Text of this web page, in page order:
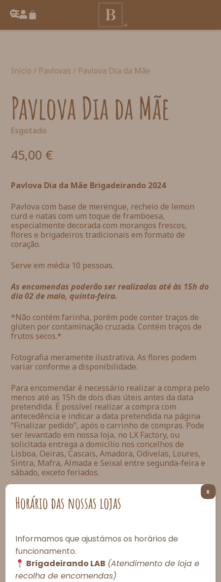
Consentimento de Cookies
Início / Pavlovas / Pavlova Dia da Mãe
Pavlova Dia da Mãe
45,00 €
Pavlova Dia da Mãe Brigadeirando 2024
Pavlova com base de merengue, recheio de lemon
curd e natas com um toque de framboesa,
especialmente decorada com morangos frescos,
flores e brigadeiros tradicionais em formato de
coração.
Serve em média 10 pessoas.
As encomendas poderão ser realizadas até às 15h do
dia 02 de maio, quinta-feira.
*Não contém farinha, porém pode conter traços de
glúten por contaminação cruzada. Contém traços de
frutos secos.*
Fotografia meramente ilustrativa. As flores podem
variar conforme a disponibilidade.
Para encomendar é necessário realizar a compra pelo
menos até as 15h de dois dias úteis antes da data
pretendida. É possível realizar a compra com
antecedência e indicar a data pretendida na página
“Finalizar pedido”, após o carrinho de compras. Pode
ser levantado em nossa loja, no LX Factory, ou
solicitada entrega a domicílio nos concelhos de
Lisboa, Oeiras, Cascais, Amadora, Odivelas, Loures,
Sintra, Mafra, Almada e Seixal entre segunda-feira e
sábado, exceto feriados.
Esgotado
Horário das nossas lojas
Informamos que ajustámos os horários de
funcionamento.
Brigadeirando LAB (Atendimento de loja e
recolha de encomendas)
X